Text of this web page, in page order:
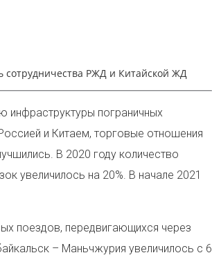
сотрудничества РЖД и Китайской ЖД
инфраструктуры пограничных
и Китаем, торговые отношения
В 2020 году количество
увеличилось на 20%. В начале 2021
поездов, передвигающихся через
– Маньчжурия увеличилось с 6